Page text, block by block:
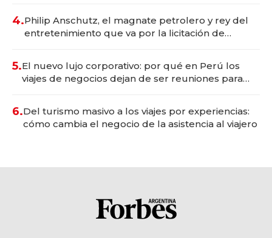
4.Philip Anschutz, el magnate petrolero y rey del
entretenimiento que va por la licitación de
5.El nuevo lujo corporativo: por qué en Perú los
viajes de negocios dejan de ser reuniones para
6.Del turismo masivo a los viajes por experiencias:
cómo cambia el negocio de la asistencia al viajero